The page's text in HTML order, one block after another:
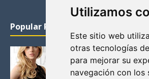
Utilizamos
Este sitio web
otras tecnologías
para mejorar su
navegación con los
Popular Posts
KATHERYN WINNICK: LA
VIKINGOS
Junio 14, 2013